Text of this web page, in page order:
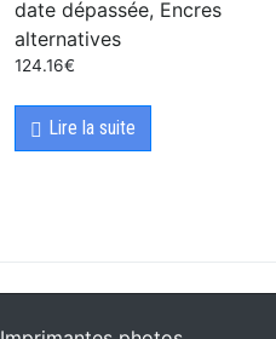
date dépassée, Encres
alternatives
124.16€
Lire la suite